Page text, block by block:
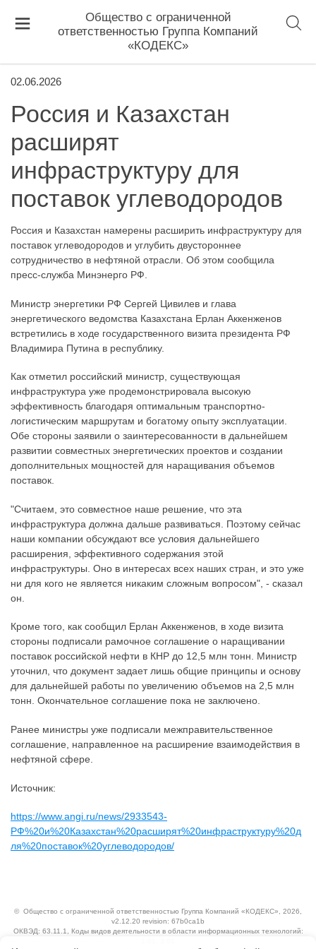
Общество с ограниченной
ответственностью Группа Компаний
«КОДЕКС»
02.06.2026
Россия и Казахстан
расширят
инфраструктуру для
поставок углеводородов
Россия и Казахстан намерены расширить инфраструктуру для
поставок углеводородов и углубить двустороннее
сотрудничество в нефтяной отрасли. Об этом сообщила
пресс-служба Минэнерго РФ.
Министр энергетики РФ Сергей Цивилев и глава
энергетического ведомства Казахстана Ерлан Аккенженов
встретились в ходе государственного визита президента РФ
Владимира Путина в республику.
Как отметил российский министр, существующая
инфраструктура уже продемонстрировала высокую
эффективность благодаря оптимальным транспортно-
логистическим маршрутам и богатому опыту эксплуатации.
Обе стороны заявили о заинтересованности в дальнейшем
развитии совместных энергетических проектов и создании
дополнительных мощностей для наращивания объемов
поставок.
"Считаем, это совместное наше решение, что эта
инфраструктура должна дальше развиваться. Поэтому сейчас
наши компании обсуждают все условия дальнейшего
расширения, эффективного содержания этой
инфраструктуры. Оно в интересах всех наших стран, и это уже
ни для кого не является никаким сложным вопросом", - сказал
он.
Кроме того, как сообщил Ерлан Аккенженов, в ходе визита
стороны подписали рамочное соглашение о наращивании
поставок российской нефти в КНР до 12,5 млн тонн. Министр
уточнил, что документ задает лишь общие принципы и основу
для дальнейшей работы по увеличению объемов на 2,5 млн
тонн. Окончательное соглашение пока не заключено.
Ранее министры уже подписали межправительственное
соглашение, направленное на расширение взаимодействия в
нефтяной сфере.
Источник:
https://www.angi.ru/news/2933543-
РФ%20и%20Казахстан%20расширят%20инфраструктуру%20д
ля%20поставок%20углеводородов/
© Общество с ограниченной ответственностью Группа Компаний «КОДЕКС» , 2026,
v2.12.20 revision: 67b0ca1b
ОКВЭД: 63.11.1, Коды видов деятельности в области информационных технологий: